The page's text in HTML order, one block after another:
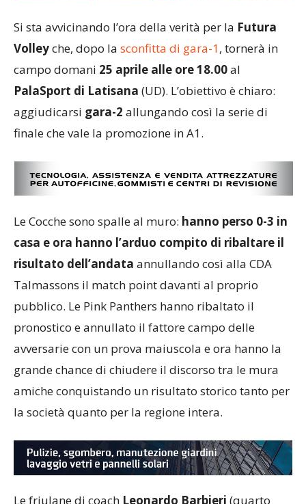
Si sta avvicinando l’ora della verità per la Futura
Volleyche, dopo la sconfitta di gara-1, tornerà in
campo domani 25 aprile alle ore 18.00al
PalaSport di Latisana (UD). L’obiettivo è chiaro:
aggiudicarsi gara-2 allungando così la serie di
finale che vale la promozione in A1.
Le Cocche sono spalle al muro:
hanno perso 0-3 in
casa e ora hanno l’arduo compito di ribaltare il